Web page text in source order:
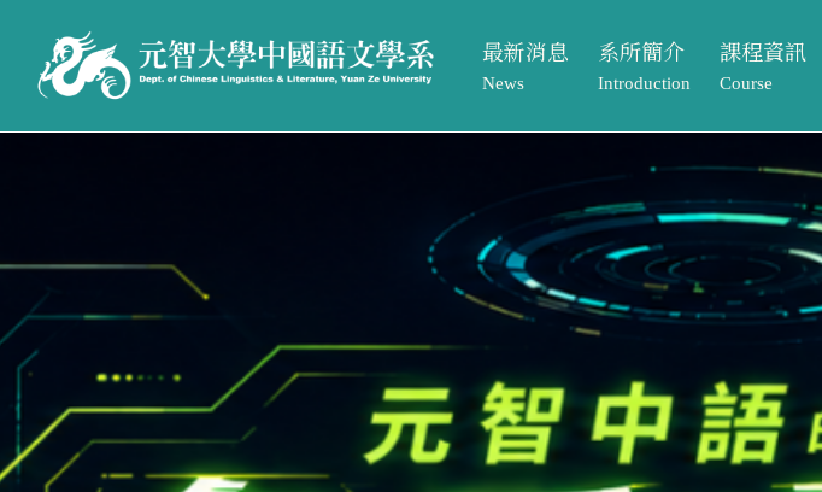
最新消息
News
系所公告
招生訊息
系所簡介
Introduction
系所介紹
系所成員
相關法規與表單
課程資訊
Course
課程架構
大學部
碩士班
系所公告
招生訊息
系所簡介
Introduction
系所成員
相關法規與表單
課程資訊
Course
課程架構
大學部
碩士班
招生專區
Admissions
境外生